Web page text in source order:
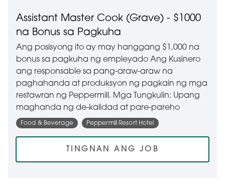
Assistant Master Cook (Grave) - $1000
na Bonus sa Pagkuha
Ang posisyong ito ay may hanggang $1,000 na
bonus sa pagkuha ng empleyado Ang Kusinero
ang responsable sa pang-araw-araw na
paghahanda at produksyon ng pagkain ng mga
restawran ng Peppermill. Mga Tungkulin: Upang
maghanda ng de-kalidad at pare-pareho
Food & Beverage Peppermill Resort Hotel
TINGNAN ANG JOB